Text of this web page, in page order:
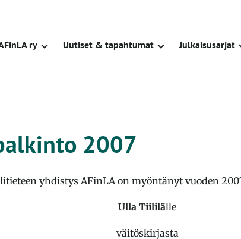
ry Uutiset & tapahtumat Julkaisu­sarjat
2007
yhdistys AFinLA on myöntänyt vuoden
Ulla Tiililälle
väitöskirjasta